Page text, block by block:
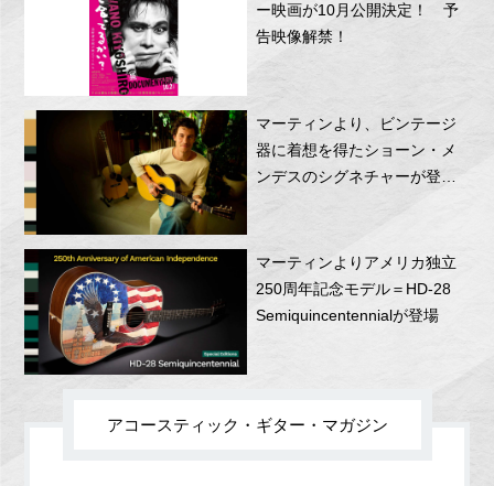
ー映画が10月公開決定！ 予
告映像解禁！
マーティンより、ビンテージ
器に着想を得たショーン・メ
ンデスのシグネチャーが登
マーティンよりアメリカ独立
250周年記念モデル＝HD-28
Semiquincentennialが登場
アコースティック・ギター・マガジン